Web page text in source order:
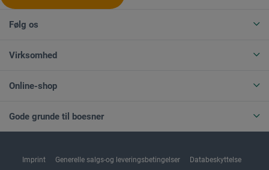
Følg os
Virksomhed
Online-shop
Gode grunde til boesner
Imprint Generelle salgs-og leveringsbetingelser Databeskyttelse